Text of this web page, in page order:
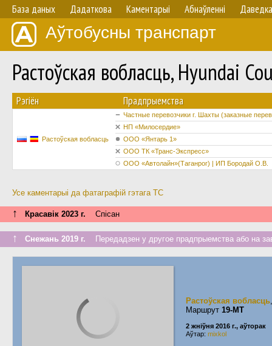
База даных Дадаткова Каментарыі Абнаўленнi Даведка
Аўтобусны транспарт
Растоўская вобласць, Hyundai
Рэгіён Прадпрыемства
Растоўская вобласць
Частные перевозчики г. Шахты (заказные
НП «Милосердие»
ООО «Янтарь 1»
ООО ТК «Транс-Экспресс»
ООО «Автолайн»(Таганрог) | ИП Бородай О.В.
Усе каментарыі да фатаграфій гэтага ТС
↑ Красавік 2023 г. Спісан
↑ Снежань 2019 г. Передадзен у другое прадпрыемства або на
Растоўская вобласць
Маршрут 19-МТ
2 жніўня 2016 г., аўторак
Аўтар: mixkol